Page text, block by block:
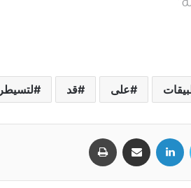
على قد لتسيطر
تويتر لينكدإن مشاركة عبر البريد